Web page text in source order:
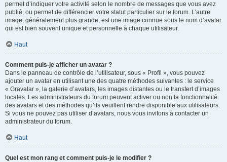
permet d’indiquer votre activité selon le nombre de messages que vous avez
publié, ou permet de différencier votre statut particulier sur le forum. L’autre
image, généralement plus grande, est une image connue sous le nom d’avatar
qui est bien souvent unique et personnelle à chaque utilisateur.
Haut
Comment puis-je afficher un avatar ?
Dans le panneau de contrôle de l’utilisateur, sous « Profil », vous pouvez
ajouter un avatar en utilisant une des quatre méthodes suivantes : le service
« Gravatar », la galerie d’avatars, les images distantes ou le transfert d’images
locales. Les administrateurs du forum peuvent activer ou non la fonctionnalité
des avatars et des méthodes qu’ils veuillent rendre disponible aux utilisateurs.
Si vous ne pouvez pas utiliser d’avatars, nous vous invitons à contacter un
administrateur du forum.
Haut
Quel est mon rang et comment puis-je le modifier ?